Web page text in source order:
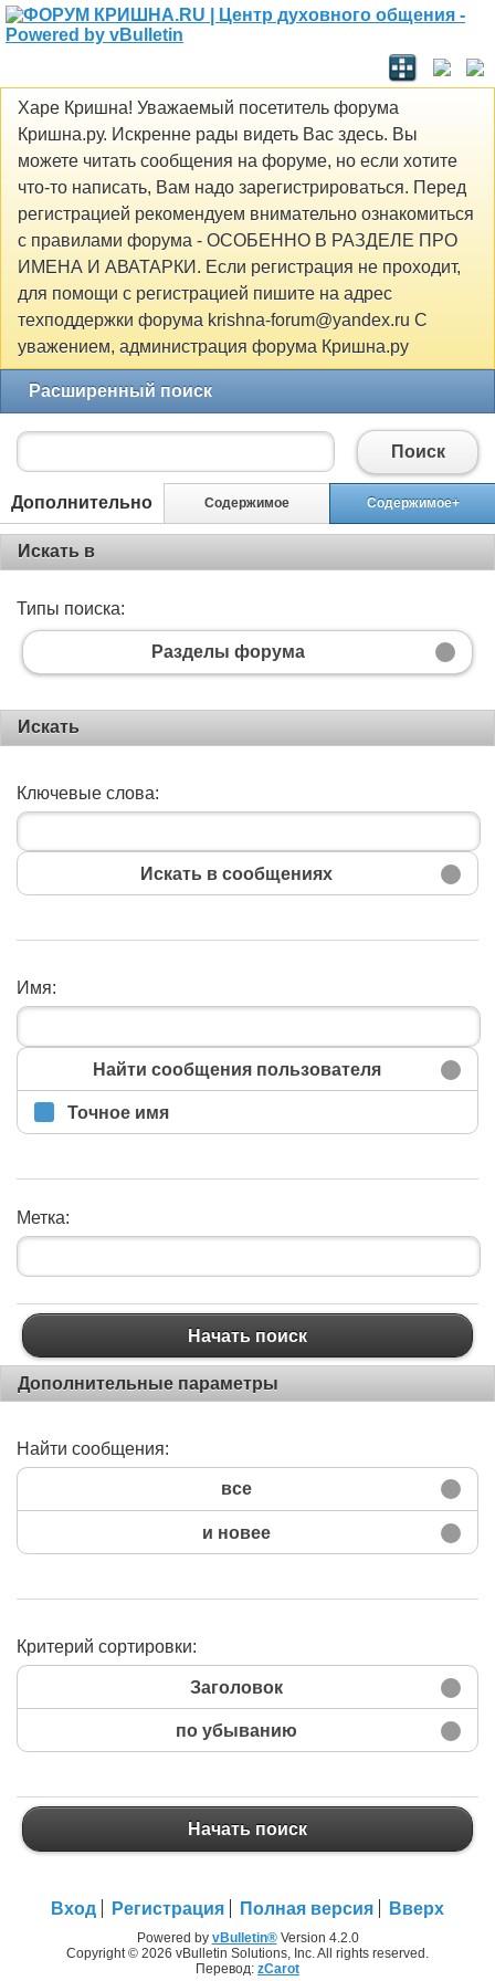
Харе Кришна! Уважаемый посетитель форума
Кришна.ру. Искренне рады видеть Вас здесь. Вы
можете читать сообщения на форуме, но если хотите
что-то написать, Вам надо зарегистрироваться. Перед
регистрацией рекомендуем внимательно ознакомиться
с правилами форума - ОСОБЕННО В РАЗДЕЛЕ ПРО
ИМЕНА И АВАТАРКИ. Если регистрация не проходит,
для помощи с регистрацией пишите на адрес
техподдержки форума krishna-forum@yandex.ru С
уважением, администрация форума Кришна.ру
Расширенный поиск
Поиск
Дополнительно Содержимое Содержимое+
Искать в
Типы поиска:
Разделы форума
Искать
Ключевые слова:
Искать в сообщениях
Имя:
Найти сообщения пользователя
Точное имя
Метка:
Начать поиск
Дополнительные параметры
Найти сообщения:
все
и новее
Критерий сортировки:
Заголовок
по убыванию
Начать поиск
Вход Регистрация Полная версия Вверх
Powered by vBulletin®Version 4.2.0
Copyright © 2026 vBulletin Solutions, Inc. All rights reserved.
Перевод: zCarot